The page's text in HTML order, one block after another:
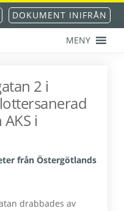
DOKUMENT INIFRÅN
MENY
2 i
i
från Östergötlands
drabbades av